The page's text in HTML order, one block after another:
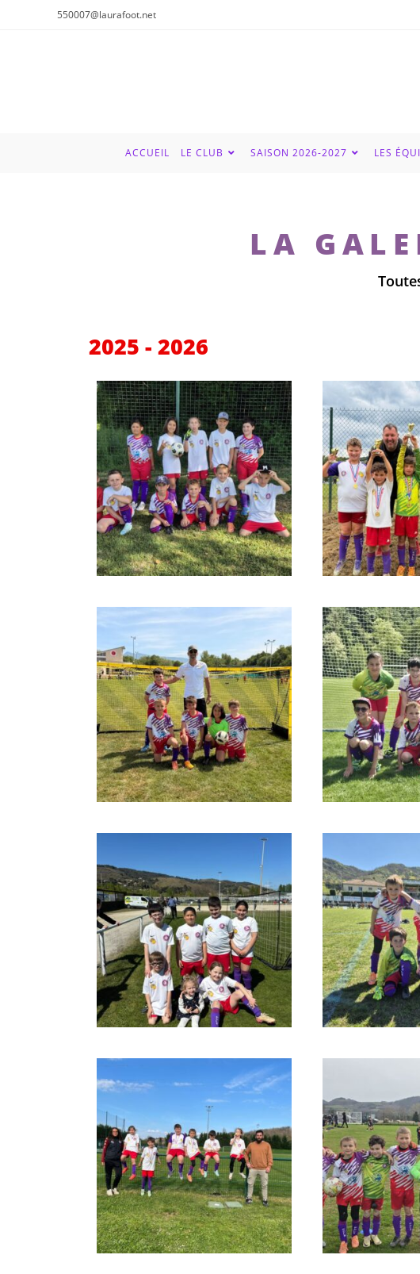
550007@laurafoot.net
ACCUEIL LE CLUB SAISON 2026-2027 LES
LA
2025 - 2026